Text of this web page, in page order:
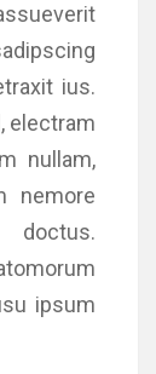
ius.
electram
nullam,
nemore
ipsum